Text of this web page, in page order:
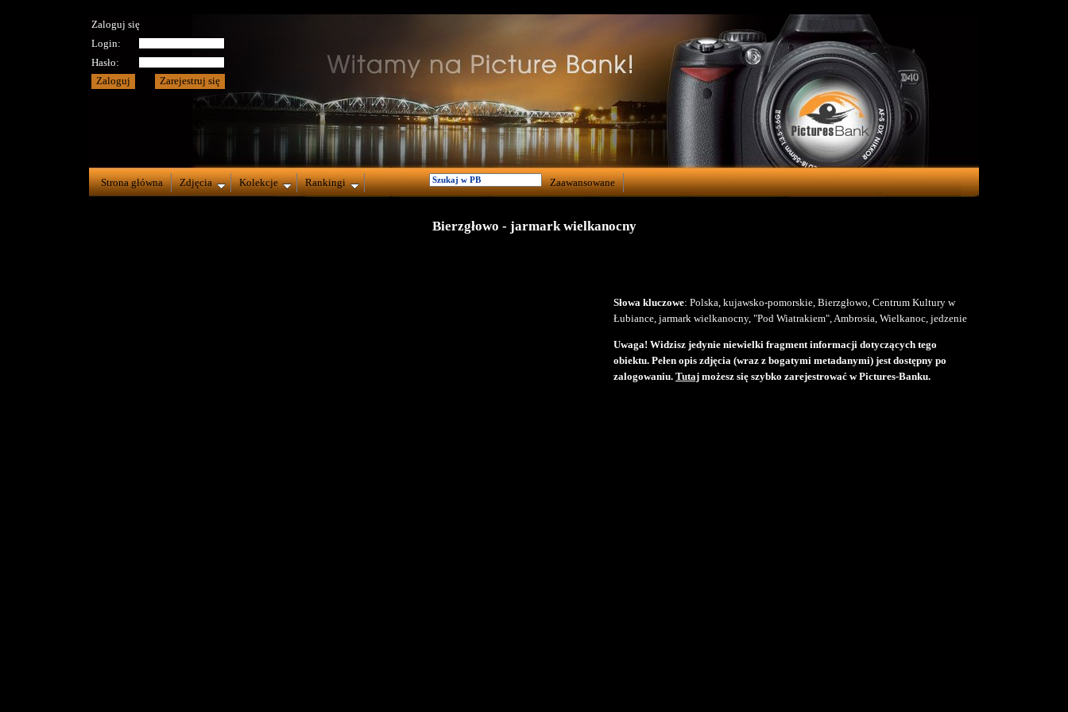
Zaloguj się
Login:
Hasło:
Strona główna Zdjęcia Kolekcje Rankingi Zaawansowane
Bierzgłowo - jarmark wielkanocny
Słowa kluczowe: Polska, kujawsko-pomorskie, Bierzgłowo, Centrum Kultury w
Łubiance, jarmark wielkanocny, "Pod Wiatrakiem", Ambrosia, Wielkanoc, jedzenie
Uwaga! Widzisz jedynie niewielki fragment informacji dotyczących tego
obiektu. Pełen opis zdjęcia (wraz z bogatymi metadanymi) jest dostępny po
zalogowaniu. Tutaj możesz się szybko zarejestrować w Pictures-Banku.